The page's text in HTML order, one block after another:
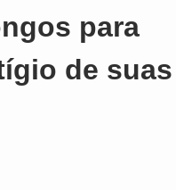
para
de suas